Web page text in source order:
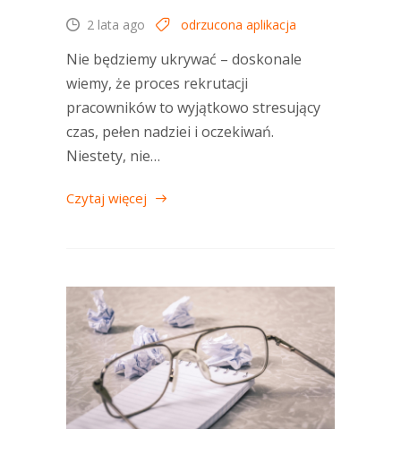
2 lata ago odrzucona aplikacja
Nie będziemy ukrywać – doskonale
wiemy, że proces rekrutacji
pracowników to wyjątkowo stresujący
czas, pełen nadziei i oczekiwań.
Niestety, nie…
Czytaj więcej